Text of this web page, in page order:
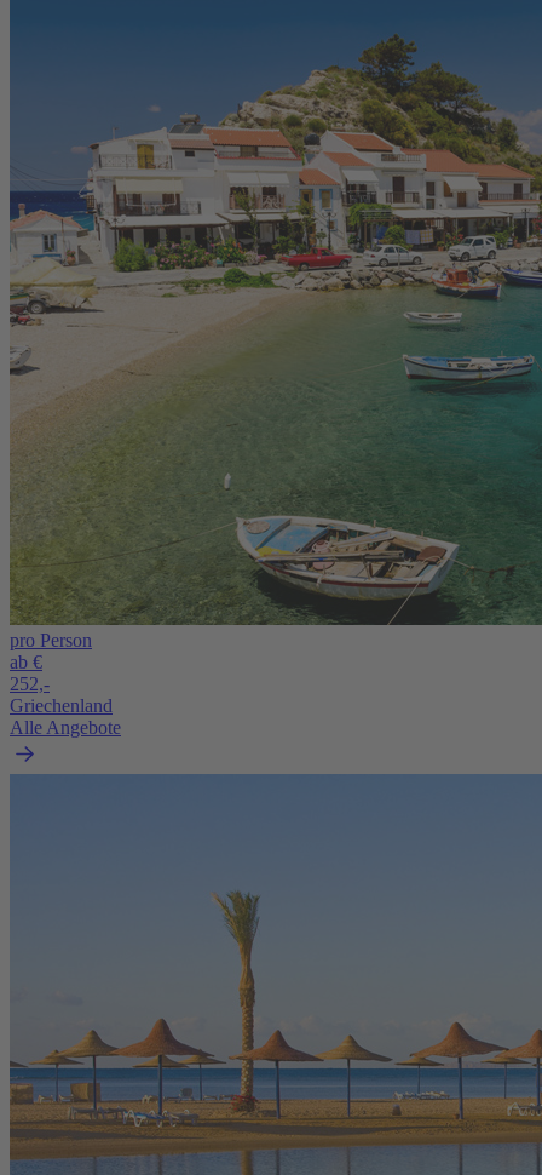
pro Person
ab €
252,-
Griechenland
Alle Angebote